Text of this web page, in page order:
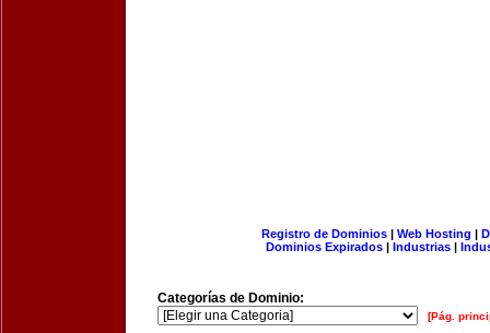
Registro de Dominios| Web Hosting |
Dominios Expirados | Industrias |
Categorías de Dominio:
[Pág.